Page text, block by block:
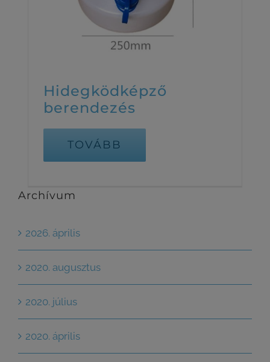
Hidegködképző
berendezés
TOVÁBB
Archívum
2026. április
2020. augusztus
2020. július
2020. április